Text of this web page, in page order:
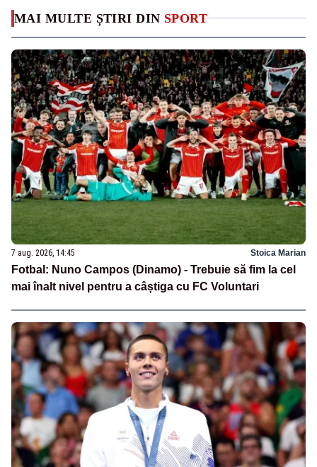
MAI MULTE ȘTIRI DIN SPORT
7 aug. 2026, 14:45 Stoica Marian
Fotbal: Nuno Campos (Dinamo) - Trebuie să fim la cel
mai înalt nivel pentru a câștiga cu FC Voluntari